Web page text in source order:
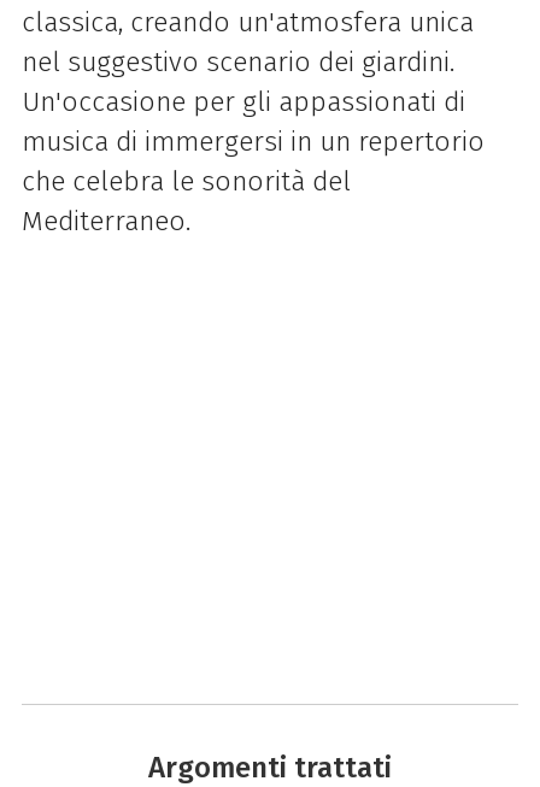
classica, creando un'atmosfera unica
nel suggestivo scenario dei giardini.
Un'occasione per gli appassionati di
musica di immergersi in un repertorio
che celebra le sonorità del
Mediterraneo.
Argomenti trattati